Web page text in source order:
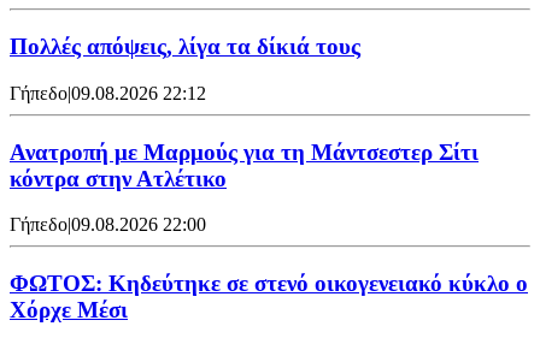
Πολλές απόψεις, λίγα τα δίκιά τους
Γήπεδο|09.08.2026 22:12
Ανατροπή με Μαρμούς για τη Μάντσεστερ Σίτι
κόντρα στην Ατλέτικο
Γήπεδο|09.08.2026 22:00
ΦΩΤΟΣ: Κηδεύτηκε σε στενό οικογενειακό κύκλο ο
Χόρχε Μέσι